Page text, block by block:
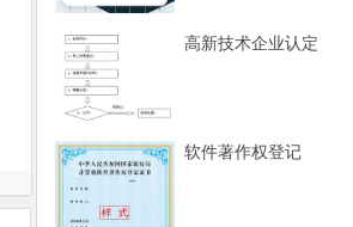
高新技术企业认定
软件著作权登记